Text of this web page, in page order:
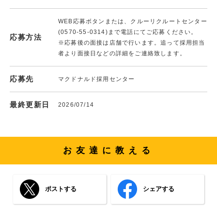
応募方法
WEB応募ボタンまたは、クルーリクルートセンター
(0570-55-0314)まで電話にてご応募ください。
※応募後の面接は店舗で行います。追って採用担当
者より面接日などの詳細をご連絡致します。
応募先 マクドナルド採用センター
最終更新日 2026/07/14
お友達に教える
ポストする シェアする